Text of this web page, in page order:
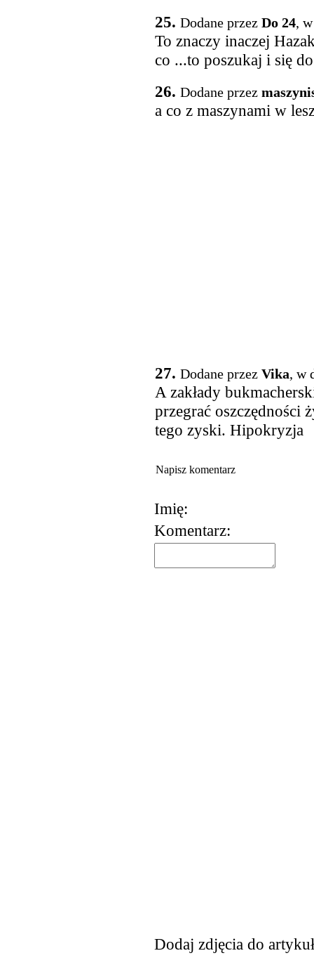
25. Dodane przez Do 24,
To znaczy inaczej
co ...to poszukaj i się
26. Dodane przez
a co z maszynami w
27. Dodane przez Vika, w
A zakłady
przegrać oszczędności
tego zyski. Hipokryzja
Napisz komentarz
Imię:
Komentarz:
Dodaj zdjęcia do